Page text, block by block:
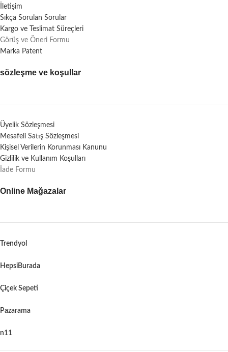
İletişim
Sıkça Sorulan Sorular
Kargo ve Teslimat Süreçleri
Görüş ve Öneri Formu
Marka Patent
sözleşme ve koşullar
Üyelik Sözleşmesi
Mesafeli Satış Sözleşmesi
Kişisel Verilerin Korunması Kanunu
Gizlilik ve Kullanım Koşulları
İade Formu
Online Mağazalar
Trendyol
HepsiBurada
Çiçek Sepeti
Pazarama
n11